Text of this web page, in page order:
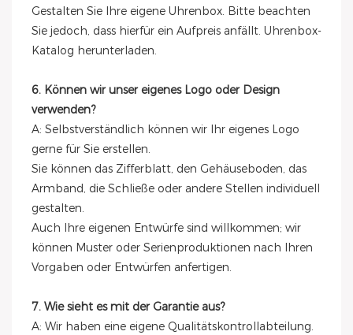
Gestalten Sie Ihre eigene Uhrenbox. Bitte beachten
Sie jedoch, dass hierfür ein Aufpreis anfällt. Uhrenbox-
Katalog herunterladen.
6. Können wir unser eigenes Logo oder Design
verwenden?
A: Selbstverständlich können wir Ihr eigenes Logo
gerne für Sie erstellen.
Sie können das Zifferblatt, den Gehäuseboden, das
Armband, die Schließe oder andere Stellen individuell
gestalten.
Auch Ihre eigenen Entwürfe sind willkommen; wir
können Muster oder Serienproduktionen nach Ihren
Vorgaben oder Entwürfen anfertigen.
7. Wie sieht es mit der Garantie aus?
A: Wir haben eine eigene Qualitätskontrollabteilung.